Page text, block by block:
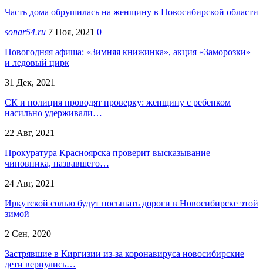
Часть дома обрушилась на женщину в Новосибирской области
sonar54.ru 7 Ноя, 2021 0
Новогодняя афиша: «Зимняя книжинка», акция «Заморозки»
и ледовый цирк
31 Дек, 2021
СК и полиция проводят проверку: женщину с ребенком
насильно удерживали…
22 Авг, 2021
Прокуратура Красноярска проверит высказывание
чиновника, назвавшего…
24 Авг, 2021
Иркутской солью будут посыпать дороги в Новосибирске этой
зимой
2 Сен, 2020
Застрявшие в Киргизии из-за коронавируса новосибирские
дети вернулись…